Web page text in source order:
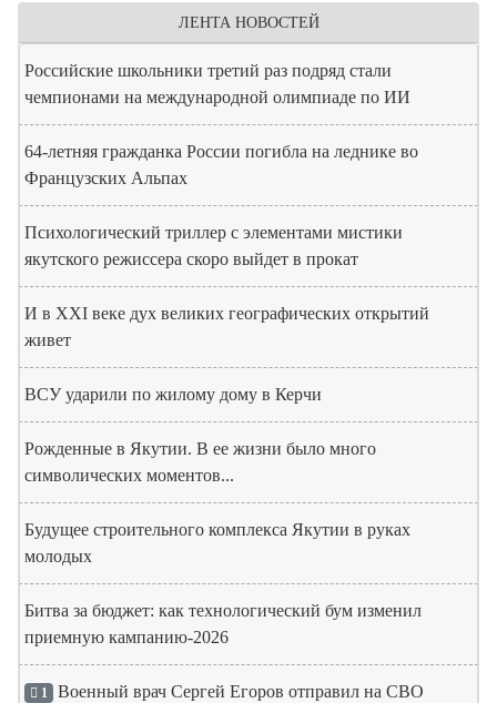
ЛЕНТА НОВОСТЕЙ
Российские школьники третий раз подряд стали
чемпионами на международной олимпиаде по ИИ
64-летняя гражданка России погибла на леднике во
Французских Альпах
Психологический триллер с элементами мистики
якутского режиссера скоро выйдет в прокат
И в XXI веке дух великих географических открытий
живет
ВСУ ударили по жилому дому в Керчи
Рожденные в Якутии. В ее жизни было много
символических моментов...
Будущее строительного комплекса Якутии в руках
молодых
Битва за бюджет: как технологический бум изменил
приемную кампанию-2026
1 Военный врач Сергей Егоров отправил на СВО